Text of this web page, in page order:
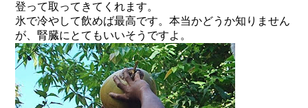
登って取ってきてくれます。
氷で冷やして飲めば最高です。本当かどうか知りません
が、腎臓にとてもいいそうですよ。